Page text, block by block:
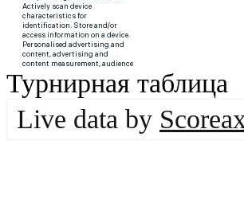
Турнирная таблица
Live data by